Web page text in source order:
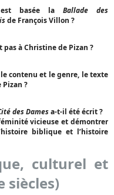
est basée la Ballade des
de François Villon ?
à Christine de Pizan ?
contenu et le genre, le texte
?
des Damesa-t-il été écrit ?
vicieuse et démontrer
biblique et l’histoire
culturel et
siècles)